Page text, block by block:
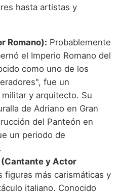
hasta artistas y
Romano): Probablemente
el Imperio Romano del
como uno de los
fue un
y arquitecto. Su
de Adriano en Gran
del Panteón en
un periodo de
y Actor
figuras más carismáticas y
italiano. Conocido